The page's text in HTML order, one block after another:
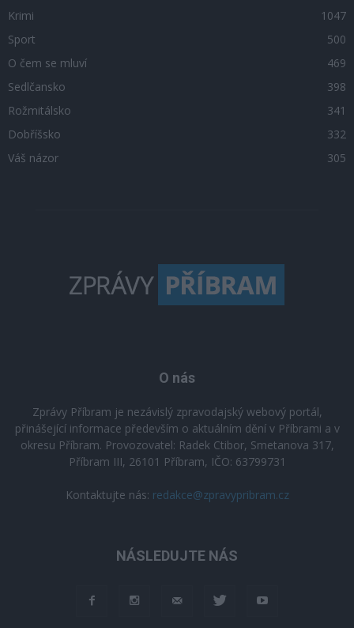
Krimi
1047
Sport
500
O čem se mluví
469
Sedlčansko
398
Rožmitálsko
341
Dobříšsko
332
Váš názor
305
O nás
Zprávy Příbram je nezávislý zpravodajský webový portál,
přinášející informace především o aktuálním dění v Příbrami a v
okresu Příbram. Provozovatel: Radek Ctibor, Smetanova 317,
Příbram III, 26101 Příbram, IČO: 63799731
Kontaktujte nás: redakce@zpravypribram.cz
NÁSLEDUJTE NÁS